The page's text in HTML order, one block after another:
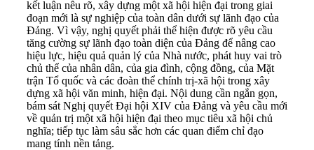
kết luận nêu rõ, xây dựng một xã hội hiện đại trong giai
đoạn mới là sự nghiệp của toàn dân dưới sự lãnh đạo của
Đảng. Vì vậy, nghị quyết phải thể hiện được rõ yêu cầu
tăng cường sự lãnh đạo toàn diện của Đảng để nâng cao
hiệu lực, hiệu quả quản lý của Nhà nước, phát huy vai trò
chủ thể của nhân dân, của gia đình, cộng đồng, của Mặt
trận Tổ quốc và các đoàn thể chính trị-xã hội trong xây
dựng xã hội văn minh, hiện đại. Nội dung cần ngắn gọn,
bám sát Nghị quyết Đại hội XIV của Đảng và yêu cầu mới
về quản trị một xã hội hiện đại theo mục tiêu xã hội chủ
nghĩa; tiếp tục làm sâu sắc hơn các quan điểm chỉ đạo
mang tính nền tảng.